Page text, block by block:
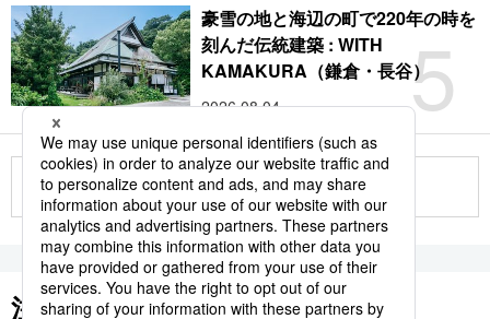
5
豪雪の地と海辺の町で220年の時を
刻んだ伝統建築 : WITH
KAMAKURA（鎌倉・長谷）
2026.08.04
もっと見る
注目のキーワード